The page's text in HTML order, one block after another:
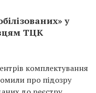
у
ТЦК
комплектування
про підозру